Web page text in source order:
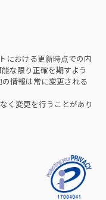
における更新時点での内
な限り正確を期すよう
情報は常に変更される
く変更を行うことがあり